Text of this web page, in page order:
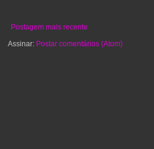
Postagem mais recente
Assinar: Postar comentários (Atom)